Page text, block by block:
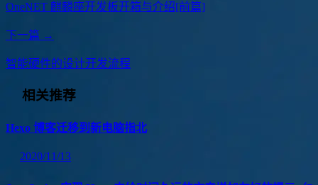
OneNET 麒麟座开发板开箱与介绍[前篇]
下一篇 →
智能硬件的设计开发流程
相关推荐
Hexo 博客迁移到新电脑指北
2020/11/13